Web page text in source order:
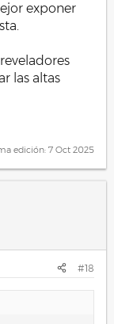
exponer
las altas
edición: 7 Oct 2025
#18